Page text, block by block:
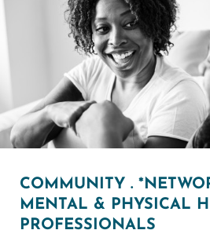
COMMUNITY .
MENTAL & PHYSICAL
PROFESSIONALS